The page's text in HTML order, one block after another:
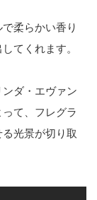
柔らかい香り
てくれます。
ダ・エヴァン
て、フレグラ
光景が切り取